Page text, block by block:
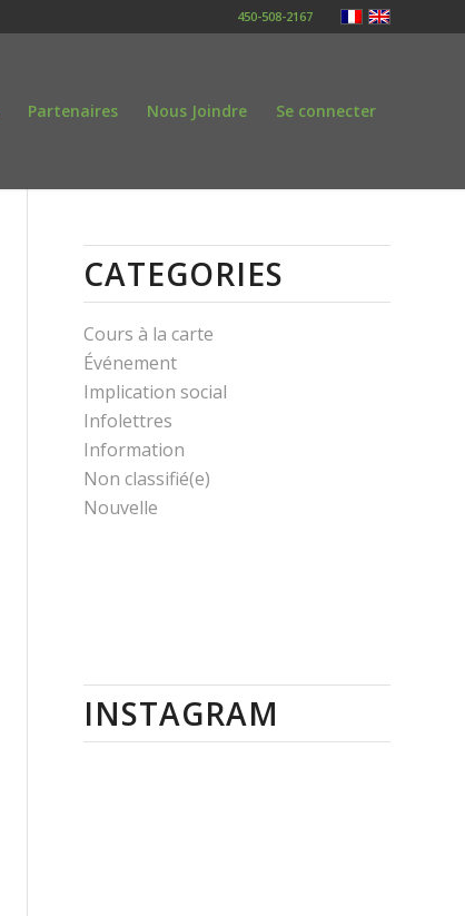
450-508-2167
Partenaires Nous Joindre Se connecter
CATEGORIES
Cours à la carte
Événement
Implication social
Infolettres
Information
Non classifié(e)
Nouvelle
INSTAGRAM